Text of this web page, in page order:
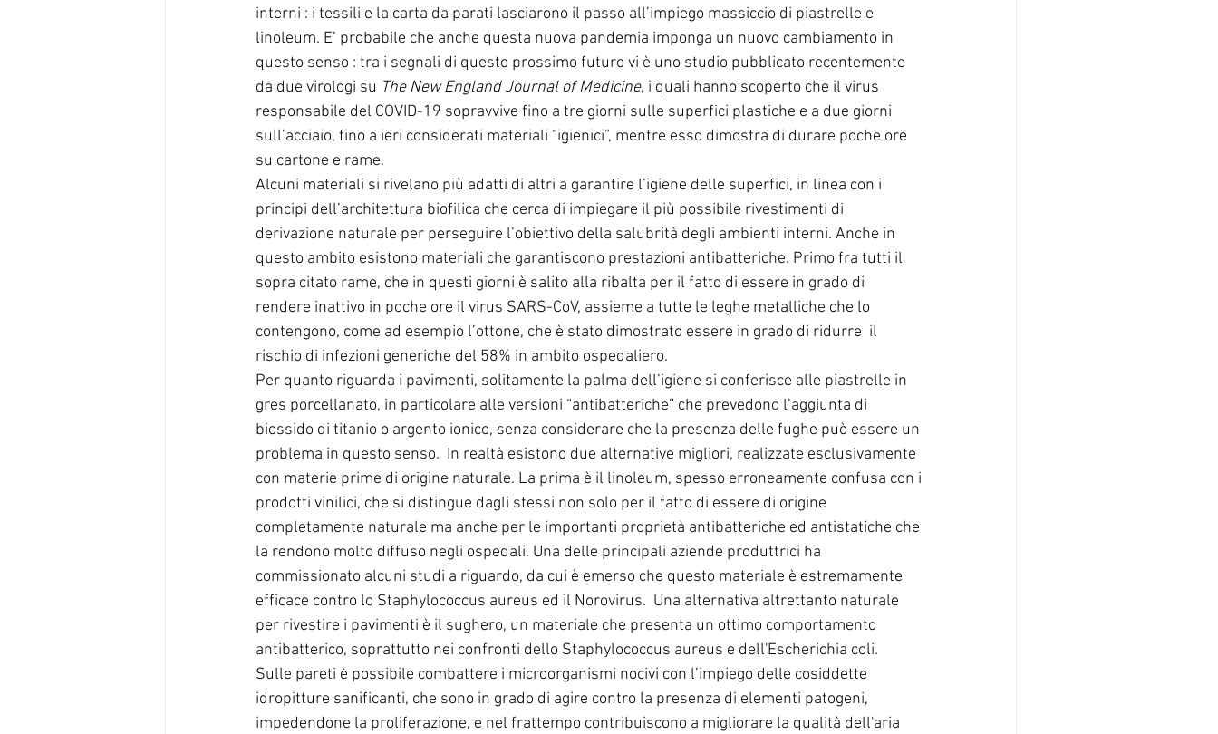
interni : i tessili e la carta da parati lasciarono il passo all’impiego massiccio di piastrelle e
linoleum. E’ probabile che anche questa nuova pandemia imponga un nuovo cambiamento in
questo senso : tra i segnali di questo prossimo futuro vi è uno studio pubblicato recentemente
da due virologi su The New England Journal of Medicine, i quali hanno scoperto che il virus
responsabile del COVID-19 sopravvive fino a tre giorni sulle superfici plastiche e a due giorni
sull’acciaio, fino a ieri considerati materiali “igienici”, mentre esso dimostra di durare poche ore
su cartone e rame.
Alcuni materiali si rivelano più adatti di altri a garantire l’igiene delle superfici, in linea con i
principi dell’architettura biofilica che cerca di impiegare il più possibile rivestimenti di
derivazione naturale per perseguire l’obiettivo della salubrità degli ambienti interni. Anche in
questo ambito esistono materiali che garantiscono prestazioni antibatteriche. Primo fra tutti il
sopra citato rame, che in questi giorni è salito alla ribalta per il fatto di essere in grado di
rendere inattivo in poche ore il virus SARS-CoV, assieme a tutte le leghe metalliche che lo
contengono, come ad esempio l’ottone, che è stato dimostrato essere in grado di ridurre  il
rischio di infezioni generiche del 58% in ambito ospedaliero.
Per quanto riguarda i pavimenti, solitamente la palma dell’igiene si conferisce alle piastrelle in
gres porcellanato, in particolare alle versioni “antibatteriche” che prevedono l’aggiunta di
biossido di titanio o argento ionico, senza considerare che la presenza delle fughe può essere un
problema in questo senso.  In realtà esistono due alternative migliori, realizzate esclusivamente
con materie prime di origine naturale. La prima è il linoleum, spesso erroneamente confusa con i
prodotti vinilici, che si distingue dagli stessi non solo per il fatto di essere di origine
completamente naturale ma anche per le importanti proprietà antibatteriche ed antistatiche che
la rendono molto diffuso negli ospedali. Una delle principali aziende produttrici ha
commissionato alcuni studi a riguardo, da cui è emerso che questo materiale è estremamente
efficace contro lo Staphylococcus aureus ed il Norovirus.  Una alternativa altrettanto naturale
per rivestire i pavimenti è il sughero, un materiale che presenta un ottimo comportamento
antibatterico, soprattutto nei confronti dello Staphylococcus aureus e dell'Escherichia coli.
Sulle pareti è possibile combattere i microorganismi nocivi con l’impiego delle cosiddette
idropitture sanificanti, che sono in grado di agire contro la presenza di elementi patogeni,
impedendone la proliferazione, e nel frattempo contribuiscono a migliorare la qualità dell'aria